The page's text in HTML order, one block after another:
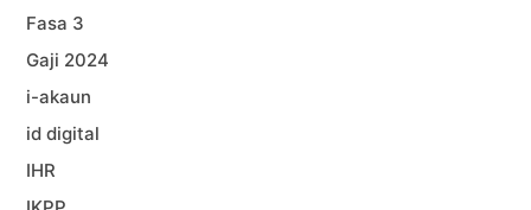
Fasa 3
Gaji 2024
i-akaun
id digital
IHR